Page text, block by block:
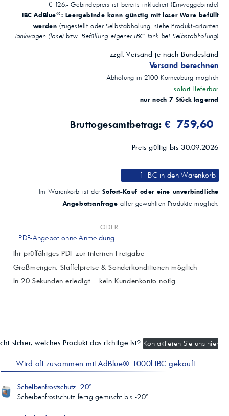
€ 126,- Gebindepreis ist bereits inkludiert (Einweggebinde)
IBC AdBlue®: Leergebinde kann günstig mit loser Ware befüllt
werden (zugestellt oder Selbstabholung, siehe Produktvarianten
Tankwagen (lose)bzw. Befüllung eigener IBC Tank bei Selbstabholung)
zzgl. Versand je nach Bundesland
Versand berechnen
Abholung in2100 Korneuburg möglich
sofort lieferbar
nur noch 7 Stück lagernd
Bruttogesamtbetrag:€ 759,60
Preis gültig bis 30.09.2026
1 IBCin den Warenkorb
Im Warenkorb ist derSofort-Kauf oder eine unverbindliche
Angebotsanfrage aller gewählten Produkte möglich.
ODER
PDF-Angebot ohne Anmeldung
Ihr prüffähiges PDF zur internen Freigabe
Großmengen: Staffelpreise & Sonderkonditionen möglich
In 20 Sekunden erledigt – kein Kundenkonto nötig
sicher, welches Produkt das richtige ist? Kontaktieren Sie uns hier
Wird oft zusammen mit AdBlue® 1000l IBC gekauft:
Scheibenfrostschutz -20°
Scheibenfrostschutz fertig gemischt bis -20°